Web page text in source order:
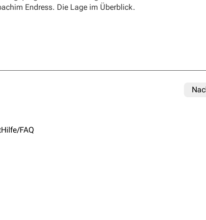
Endress. Die Lage im Überblick.
Hilfe/FAQ